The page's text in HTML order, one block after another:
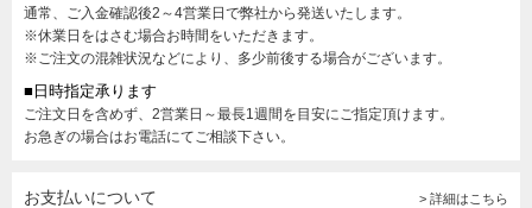
通常、ご入金確認後2～4営業日で弊社から発送いたします。
※休業日をはさむ場合お時間をいただきます。
※ご注文の混雑状況などにより、多少前後する場合がございます。
■日時指定承ります
ご注文日を含めず、2営業日～最長1週間を目安にご指定頂けます。
お急ぎの場合はお電話にてご相談下さい。
お支払いについて > 詳細はこちら